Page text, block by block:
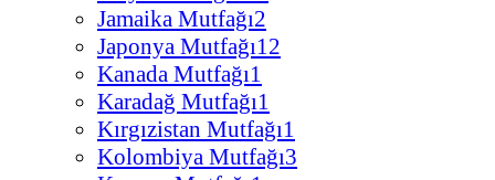
Jamaika Mutfağı2
Japonya Mutfağı12
Kanada Mutfağı1
Karadağ Mutfağı1
Kırgızistan Mutfağı1
Kolombiya Mutfağı3